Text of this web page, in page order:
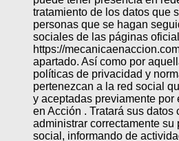
tratamiento de los datos que
personas que se hagan
sociales de las páginas
https://
apartado. Así como por
políticas de privacidad y
pertenezcan a la red social
y aceptadas previamente por
en Acción . Tratará sus
administrar correctamente su
social, informando de